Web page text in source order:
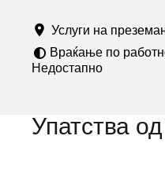
о
р
Услуги на
Враќање по
Недостапно
Упатства